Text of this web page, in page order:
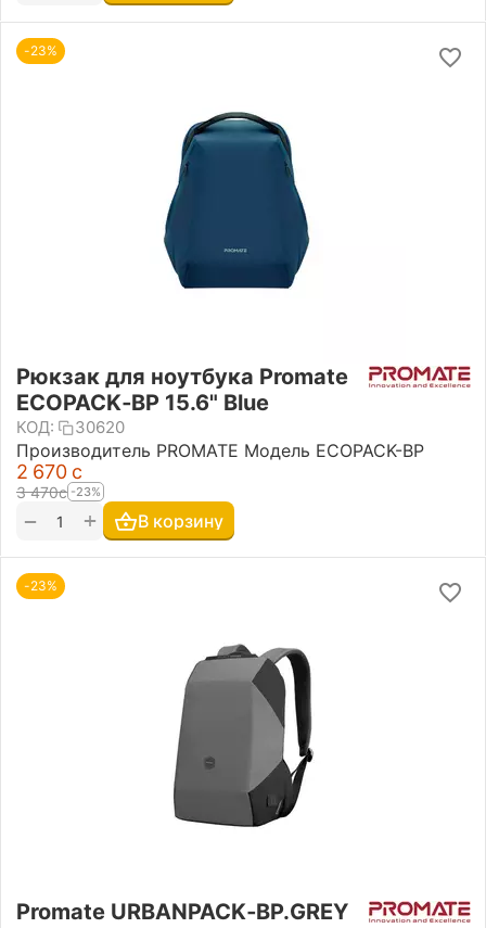
-23%
Рюкзак для ноутбука Promate
ECOPACK‐BP 15.6" Blue
КОД: 30620
Производитель PROMATE Модель ECOPACK-BP
2 670 с
3 470с -23%
+
− В корзину
-23%
Promate URBANPACK‐BP.GREY